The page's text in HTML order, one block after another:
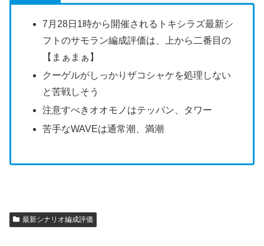
7月28日1時から開催されるトキシラズ最新シ
フトのサモラン編成評価は、上から二番目の
【まぁまぁ】
クーゲルがしっかりザコシャケを処理しない
と苦戦しそう
注意すべきオオモノはテッパン、タワー
苦手なWAVEは通常潮、満潮
最新シナリオ編成評価